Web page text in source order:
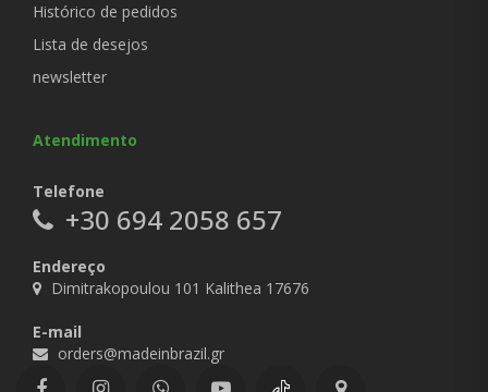
Histórico de pedidos
Lista de desejos
newsletter
Atendimento
Telefone
+30 694 2058 657
Endereço
Dimitrakopoulou 101 Kalithea 17676
E-mail
orders@madeinbrazil.gr